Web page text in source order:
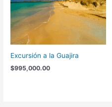
Excursión a la Guajira
$995,000.00